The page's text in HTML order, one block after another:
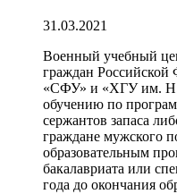
31.03.2021
Военный учебный
граждан Российской
«СФУ» и «ХГУ им.
обучению по
сержантов запаса
граждане мужского
образовательным
бакалавриата или
года до окончания